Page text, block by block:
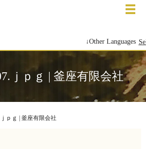
↓Other Languages
メ
ｊｐｇ | 釜座有限会社
ｐｇ | 釜座有限会社